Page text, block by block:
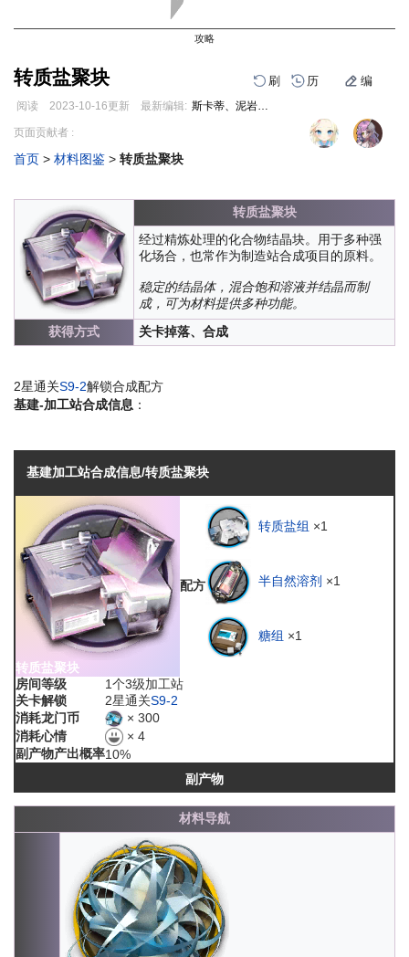
攻略
转质盐聚块 刷 历 编
阅读 2023-10-16更新 最新编辑: 斯卡蒂、泥岩老公
跳
导
跳
搜
页面贡献者 :
首页 > 材料图鉴 > 转质盐聚块
转质盐聚块
经过精炼处理的化合物结晶块。用于多种强
化场合，也常作为制造站合成项目的原料。
稳定的结晶体，混合饱和溶液并结晶而制
成，可为材料提供多种功能。
获得方式
关卡掉落、合成
2星通关S9-2解锁合成配方
基建-加工站合成信息 ：
基建加工站合成信息/转质盐聚块
转质盐聚块
配方
转质盐组 ×1
半自然溶剂 ×1
糖组 ×1
房间等级
1个3级加工站
关卡解锁
2星通关S9-2
消耗龙门币
× 300
消耗心情
× 4
副产物产出概率10%
副产物
材料导航